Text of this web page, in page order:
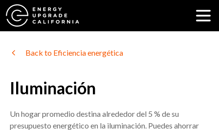
Back to Eficiencia energética
Iluminación
Un hogar promedio destina alrededor del 5 % de su
presupuesto energético en la iluminación. Puedes ahorrar